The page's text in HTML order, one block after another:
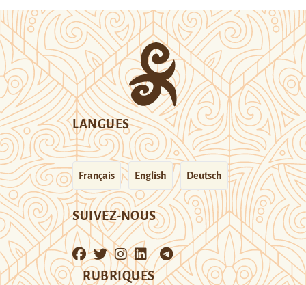
LANGUES
Français English Deutsch
SUIVEZ-NOUS
RUBRIQUES